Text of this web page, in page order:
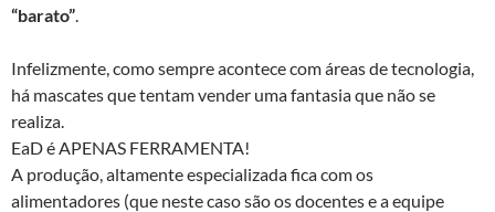
“barato”.
Infelizmente, como sempre acontece com áreas de tecnologia,
há mascates que tentam vender uma fantasia que não se
realiza.
EaD é APENAS FERRAMENTA!
A produção, altamente especializada fica com os
alimentadores (que neste caso são os docentes e a equipe